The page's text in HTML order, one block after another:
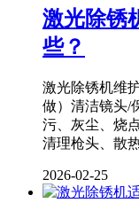
激光除锈
些？
激光除锈机维
做）清洁镜头/
污、灰尘、烧
清理枪头、散
2026-02-25